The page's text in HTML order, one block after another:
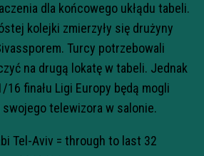
dla końcowego ukłądu tabeli.
kolejki zmierzyły się drużyny
Turcy potrzebowali
na drugą lokatę w tabeli. Jednak
finału Ligi Europy będą mogli
telewizora w salonie.
Tel-Aviv = through to last 32